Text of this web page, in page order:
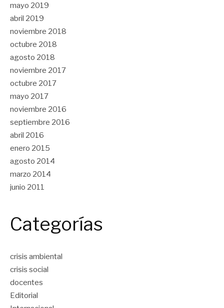
mayo 2019
abril 2019
noviembre 2018
octubre 2018
agosto 2018
noviembre 2017
octubre 2017
mayo 2017
noviembre 2016
septiembre 2016
abril 2016
enero 2015
agosto 2014
marzo 2014
junio 2011
Categorías
crisis ambiental
crisis social
docentes
Editorial